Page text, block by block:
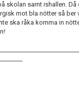
skolan samt ishallen. Då
mot bla nötter så ber
ska råka komma in